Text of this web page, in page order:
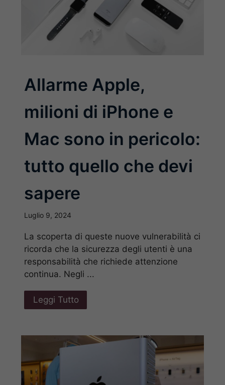
Allarme Apple,
milioni di iPhone e
Mac sono in pericolo:
tutto quello che devi
sapere
Luglio 9, 2024
La scoperta di queste nuove vulnerabilità ci
ricorda che la sicurezza degli utenti è una
responsabilità che richiede attenzione
continua. Negli ...
Leggi Tutto